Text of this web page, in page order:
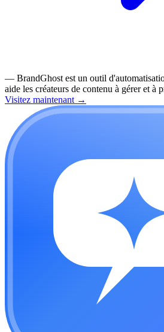
— BrandGhost est un outil
aide les créateurs de contenu à gérer et à
Visitez maintenant →